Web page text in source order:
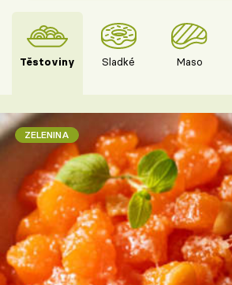
Těstoviny Sladké Maso
ZELENINA